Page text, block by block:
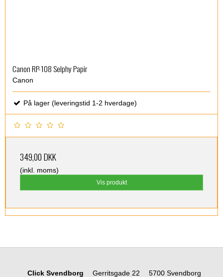
Canon RP-108 Selphy Papir
Canon
På lager (leveringstid 1-2 hverdage)
349,00 DKK
(inkl. moms)
Vis produkt
Click Svendborg Gerritsgade 22 5700 Svendborg